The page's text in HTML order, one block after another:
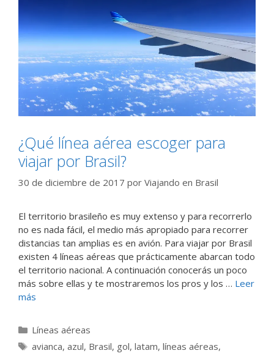
¿Qué línea aérea escoger para
viajar por Brasil?
30 de diciembre de 2017 por Viajando en Brasil
El territorio brasileño es muy extenso y para recorrerlo
no es nada fácil, el medio más apropiado para recorrer
distancias tan amplias es en avión. Para viajar por Brasil
existen 4 líneas aéreas que prácticamente abarcan todo
el territorio nacional. A continuación conocerás un poco
más sobre ellas y te mostraremos los pros y los … Leer
más
Categorías
Líneas aéreas
Etiquetas
avianca, azul, Brasil, gol, latam, líneas aéreas,